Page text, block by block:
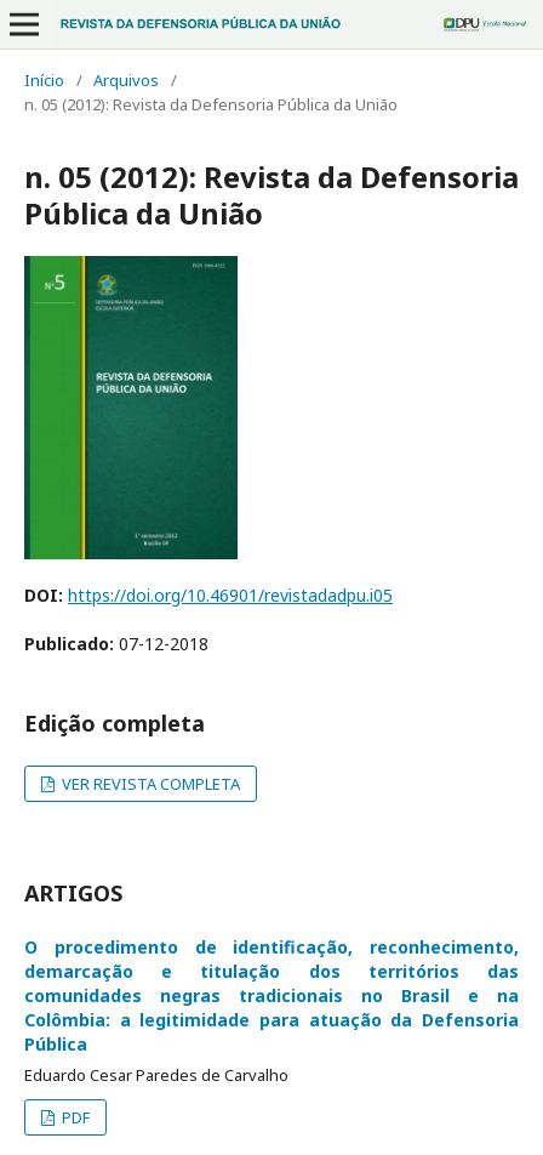
Início / Arquivos
/
n. 05 (2012): Revista da Defensoria Pública da União
n. 05 (2012): Revista da Defensoria
Pública da União
DOI: https://doi.org/10.46901/revistadadpu.i05
Publicado: 07-12-2018
Edição completa
VER REVISTA COMPLETA
ARTIGOS
O procedimento de identificação, reconhecimento,
demarcação e titulação dos territórios das
comunidades negras tradicionais no Brasil e na
Colômbia: a legitimidade para atuação da Defensoria
Pública
Eduardo Cesar Paredes de Carvalho
PDF